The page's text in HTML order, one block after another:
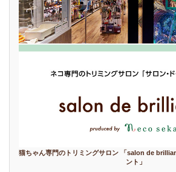
猫ちゃん専門のトリミングサロン 「salon de
ント」